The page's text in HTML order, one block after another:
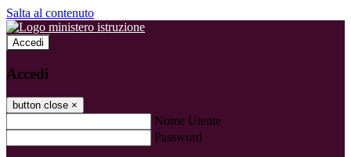
Salta al contenuto
Accedi
Accedi
button close ×
Nome Utente
Password